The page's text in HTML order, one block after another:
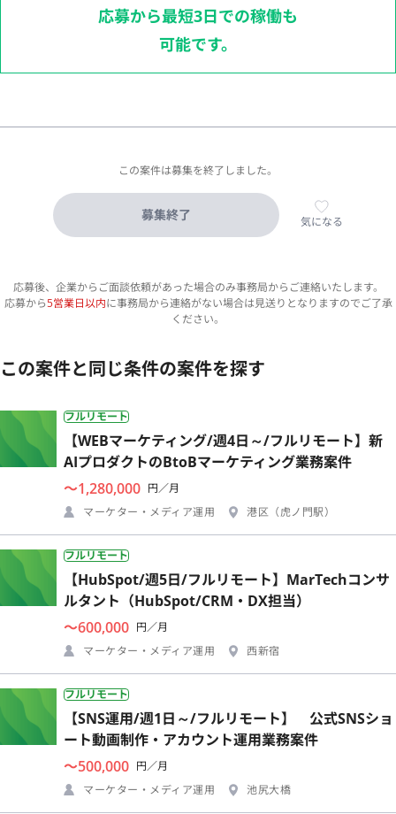
応募から最短3日での稼働も
可能です。
この案件は募集を終了しました。
募集終了 気になる
応募後、企業からご面談依頼があった場合のみ事務局からご連絡いたします。
応募から5営業日以内に事務局から連絡がない場合は見送りとなりますのでご了承
ください。
この案件と同じ条件の案件を探す
フルリモート
【WEBマーケティング/週4日～/フルリモート】新
AIプロダクトのBtoBマーケティング業務案件
〜1,280,000 円／月
マーケター・メディア運用
港区（虎ノ門駅）
フルリモート
【HubSpot/週5日/フルリモート】MarTechコンサ
ルタント（HubSpot/CRM・DX担当）
〜600,000 円／月
マーケター・メディア運用
西新宿
フルリモート
【SNS運用/週1日～/フルリモート】 公式SNSショ
ート動画制作・アカウント運用業務案件
〜500,000 円／月
マーケター・メディア運用
池尻大橋